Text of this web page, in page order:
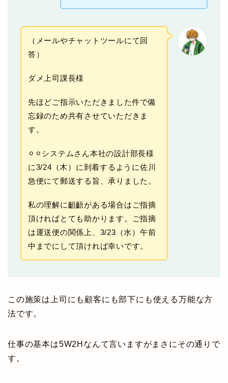
（メールやチャットツールにて回
答）
ダメ上司課長様
先ほどご指示いただきました件で備
忘録のため共有させていただきま
す。
⚪︎⚪︎システムさん本社の設計部長様
に3/24（木）に到着するように佐川
急便にて郵送する旨、承りました。
私の理解に齟齬がある場合はご指摘
頂ければとても助かります。ご指摘
は運送便の関係上、3/23（水）午前
中までにして頂ければ幸いです。
この施策は上司にも顧客にも部下にも使える万能な方
法です。
仕事の基本は5W2Hなんて言いますがまさにその通りで
す。